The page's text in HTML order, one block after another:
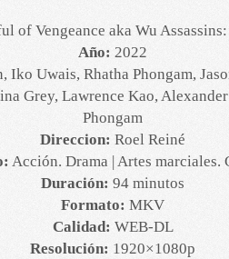
of Vengeance aka Wu
Año: 2022
Iko Uwais, Rhatha Phongam,
Grey, Lawrence Kao,
Phongam
Direccion: Roel Reiné
Acción. Drama | Artes marciales.
Duración: 94 minutos
Formato: MKV
Calidad: WEB-DL
Resolución: 1920×1080p